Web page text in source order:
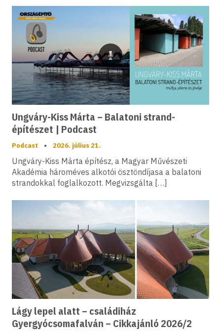
Podcast
Ungváry-Kiss Márta – Balatoni strand-
építészet | Podcast
Podcast • 2026. július 21.
Ungváry-Kiss Márta építész, a Magyar Művészeti
Akadémia hároméves alkotói ösztöndíjasa a balatoni
strandokkal foglalkozott. Megvizsgálta […]
Lágy lepel alatt – családiház
Gyergyócsomafalván – Cikkajánló 2026/2